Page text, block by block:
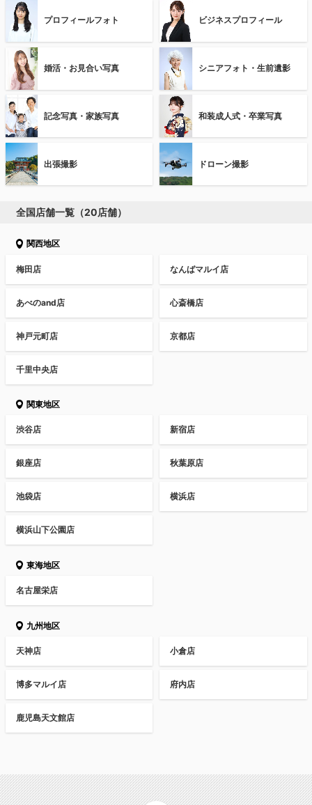
プロフィールフォト ビジネスプロフィール
婚活・お見合い写真 シニアフォト・生前遺影
記念写真・家族写真 和装成人式・卒業写真
出張撮影 ドローン撮影
全国店舗一覧（20店舗）
関西地区
梅田店 なんばマルイ店
あべのand店 心斎橋店
神戸元町店 京都店
千里中央店
関東地区
渋谷店 新宿店
銀座店 秋葉原店
池袋店 横浜店
横浜山下公園店
東海地区
名古屋栄店
九州地区
天神店 小倉店
博多マルイ店 府内店
鹿児島天文館店